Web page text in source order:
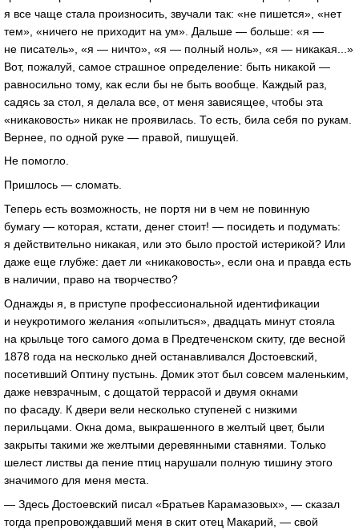
я все чаще стала произносить, звучали так: «не пишется», «нет
тем», «ничего не приходит на ум». Дальше — больше: «я —
не писатель», «я — ничто», «я — полный ноль», «я — никакая...»
Вот, пожалуй, самое страшное определение: быть никакой —
равносильно тому, как если бы не быть вообще. Каждый раз,
садясь за стол, я делала все, от меня зависящее, чтобы эта
«никаковость» никак не проявилась. То есть, била себя по рукам.
Вернее, по одной руке — правой, пишущей.
Не помогло.
Пришлось — сломать.
Теперь есть возможность, не портя ни в чем не повинную
бумагу — которая, кстати, денег стоит! — посидеть и подумать:
я действительно никакая, или это было простой истерикой? Или
даже еще глубже: дает ли «никаковость», если она и правда есть
в наличии, право на творчество?
Однажды я, в приступе профессиональной идентификации
и неукротимого желания «опылиться», двадцать минут стояла
на крыльце того самого дома в Предтеченском скиту, где весной
1878 года на несколько дней останавливался Достоевский,
посетивший Оптину пустынь. Домик этот был совсем маленьким,
даже невзрачным, с дощатой террасой и двумя окнами
по фасаду. К двери вели несколько ступеней с низкими
перильцами. Окна дома, выкрашенного в желтый цвет, были
закрыты такими же желтыми деревянными ставнями. Только
шелест листвы да пение птиц нарушали полную тишину этого
значимого для меня места.
— Здесь Достоевский писал «Братьев Карамазовых», — сказал
тогда препровождавший меня в скит отец Макарий, — свой